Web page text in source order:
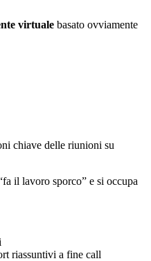
virtuale basato ovviamente
chiave delle riunioni su
il lavoro sporco” e si occupa
riassuntivi a fine call